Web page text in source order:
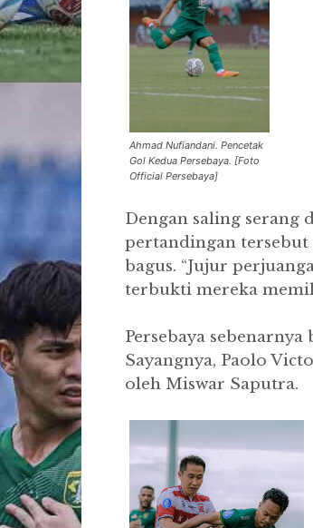
Ahmad Nufiandani. Pencetak
Gol Kedua Persebaya. [Foto
Official Persebaya]
Dengan saling serang
pertandingan tersebut
bagus. “Jujur
terbukti mereka
Persebaya
Sayangnya, Paolo
oleh Miswar Saputra.